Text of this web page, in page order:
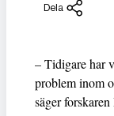
Dela
– Tidigare har
problem inom
säger